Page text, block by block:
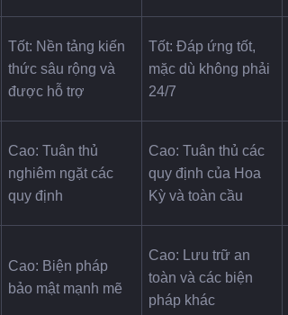
Tốt: Nền tảng kiến ​​
thức sâu rộng và
được hỗ trợ
Tốt: Đáp ứng tốt,
mặc dù không phải
24/7
Cao: Tuân thủ
nghiêm ngặt các
quy định
Cao: Tuân thủ các
quy định của Hoa
Kỳ và toàn cầu
Cao: Biện pháp
bảo mật mạnh mẽ
Cao: Lưu trữ an
toàn và các biện
pháp khác